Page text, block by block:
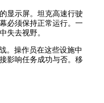
显示屏。坦克高速行驶
必须保持正常运行。一
失去视野。
。操作员在这些设施中
影响任务成功与否。移